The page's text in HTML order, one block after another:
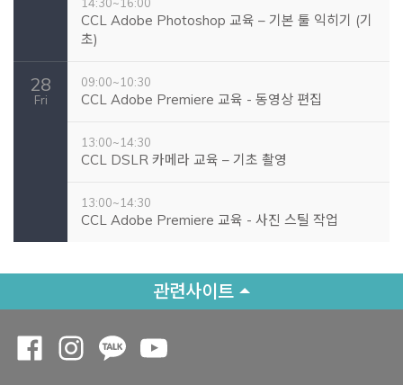
14:30~16:00
CCL Adobe Photoshop 교육 – 기본 툴 익히기 (기
초)
28
Fri
09:00~10:30
CCL Adobe Premiere 교육 - 동영상 편집
13:00~14:30
CCL DSLR 카메라 교육 – 기초 촬영
13:00~14:30
CCL Adobe Premiere 교육 - 사진 스틸 작업
관련사이트
Opens a new window
Opens a new window
Opens a new window